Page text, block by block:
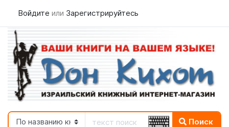
Войдите или Зарегистрируйтесь
Поиск